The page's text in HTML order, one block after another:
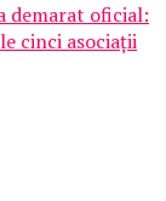
demarat oficial:
cinci asociații